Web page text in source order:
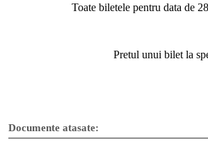
Toate biletele pentru data de
Pretul unui bilet la
Documente atasate: